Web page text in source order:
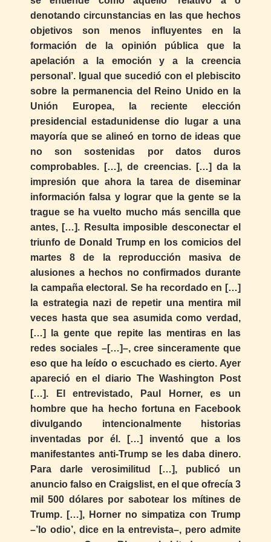
denotando circunstancias en las que hechos
objetivos son menos influyentes en la
formación de la opinión pública que la
apelación a la emoción y a la creencia
personal’. Igual que sucedió con el plebiscito
sobre la permanencia del Reino Unido en la
Unión Europea, la reciente elección
presidencial estadunidense dio lugar a una
mayoría que se alineó en torno de ideas que
no son sostenidas por datos duros
comprobables. […], de creencias. […] da la
impresión que ahora la tarea de diseminar
información falsa y lograr que la gente se la
trague se ha vuelto mucho más sencilla que
antes, […]. Resulta imposible desconectar el
triunfo de Donald Trump en los comicios del
martes 8 de la reproducción masiva de
alusiones a hechos no confirmados durante
la campaña electoral. Se ha recordado en […]
la estrategia nazi de repetir una mentira mil
veces hasta que sea asumida como verdad,
[…] la gente que repite las mentiras en las
redes sociales –[…]–, cree sinceramente que
eso que ha leído o escuchado es cierto. Ayer
apareció en el diario The Washington Post
[…]. El entrevistado, Paul Horner, es un
hombre que ha hecho fortuna en Facebook
divulgando intencionalmente historias
inventadas por él. […] inventó que a los
manifestantes anti-Trump se les daba dinero.
Para darle verosimilitud […], publicó un
anuncio falso en Craigslist, en el que ofrecía 3
mil 500 dólares por sabotear los mítines de
Trump. […], Horner no simpatiza con Trump
–’lo odio’, dice en la entrevista–, pero admite